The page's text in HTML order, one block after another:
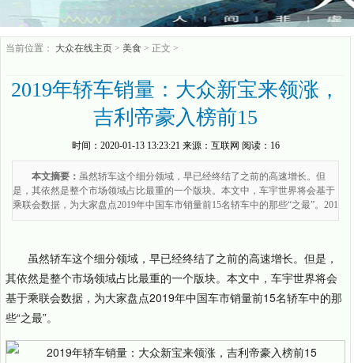
当前位置： 大众在线主页 > 美食 > 正文 >
2019年轿车销量：大众新宝来领涨，
吉利帝豪入榜前15
时间： 2020-01-13 13:23:21来源： 互联网 阅读：16
本文摘要： 虽然轿车这个细分领域，早已经终结了之前的高速增长。但
是，其依然是整个市场领域占比最重的一个版块。本文中，车宇世界将会基于
乘联会数据，为大家盘点2019年中国车市销量前15名轿车中的那些“之最”。201
虽然轿车这个细分领域，早已经终结了之前的高速增长。但是，
其依然是整个市场领域占比最重的一个版块。本文中，车宇世界将会
基于乘联会数据，为大家盘点2019年中国车市销量前15名轿车中的那
些“之最”。